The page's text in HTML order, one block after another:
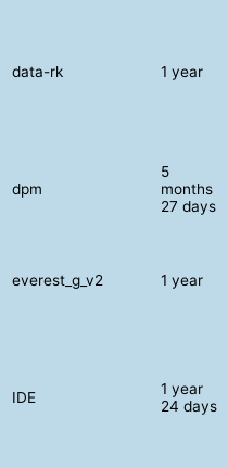
data-rk 1 year
dpm
5
months
27 days
everest_g_v2 1 year
IDE
1 year
24 days